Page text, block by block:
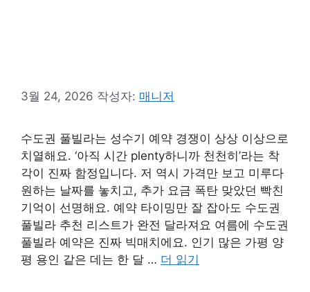
3월 24, 2026 작성자: 매니저
수도권 풀빌라는 성수기 예약 경쟁이 상상 이상으로
치열해요. ‘아직 시간 plenty하니까 천천히’라는 착
각이 진짜 함정입니다. 저 역시 가격만 보고 미루다
원하는 날짜를 놓치고, 추가 요금 폭탄 맞았던 빡친
기억이 선명해요. 예약 타이밍만 잘 잡아도 수도권
풀빌라 추천 리스트가 완전 달라져요 여름에 수도권
풀빌라 예약은 진짜 빅매치에요. 인기 많은 가평 양
평 용인 같은 데는 한 달 … 더 읽기